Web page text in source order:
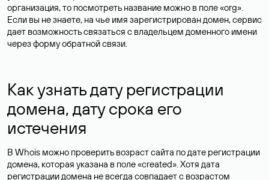
организация, то посмотреть название можно в поле «org».
Если вы не знаете, на чье имя зарегистрирован домен, сервис
дает возможность связаться с владельцем доменного имени
через форму обратной связи.
Как узнать дату регистрации
домена, дату срока его
истечения
В Whois можно проверить возраст сайта по дате регистрации
домена, которая указана в поле «created». Хотя дата
регистрации домена не всегда совпадает с возрастом